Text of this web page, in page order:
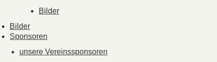
Bilder
Bilder
Sponsoren
unsere Vereinssponsoren